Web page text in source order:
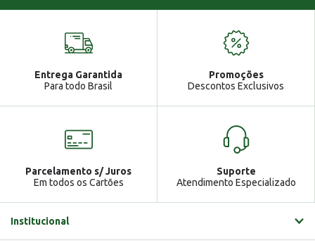
Entrega Garantida
Para todo Brasil
Promoções
Descontos Exclusivos
Parcelamento s/ Juros
Em todos os Cartões
Suporte
Atendimento Especializado
Institucional
Você tem uma mensagem!
Ga Atendimento
Gabrielle